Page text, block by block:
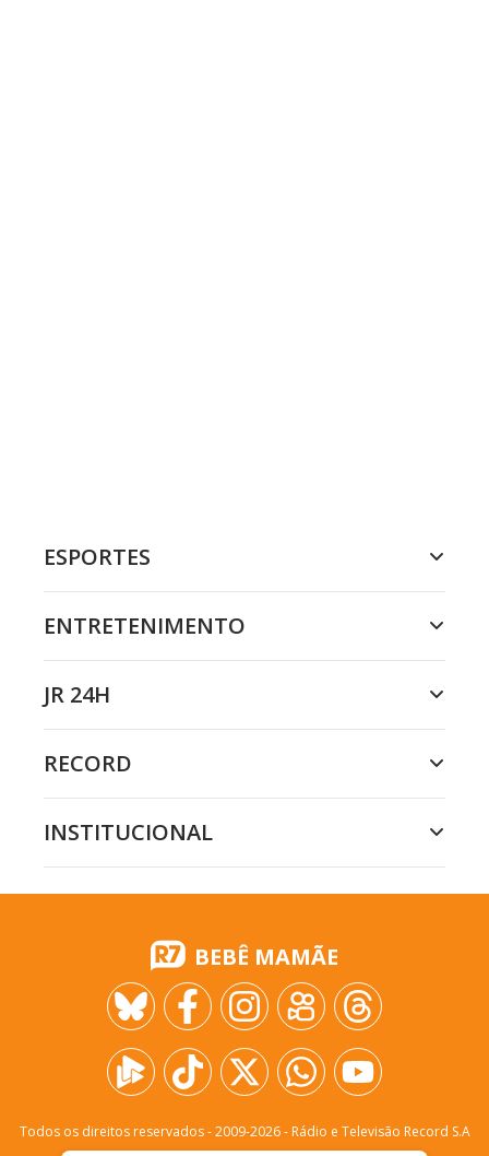
ESPORTES
ENTRETENIMENTO
JR 24H
RECORD
INSTITUCIONAL
BEBÊ MAMÃE
Todos os direitos reservados - 2009-2026- Rádio e Televisão Record S.A